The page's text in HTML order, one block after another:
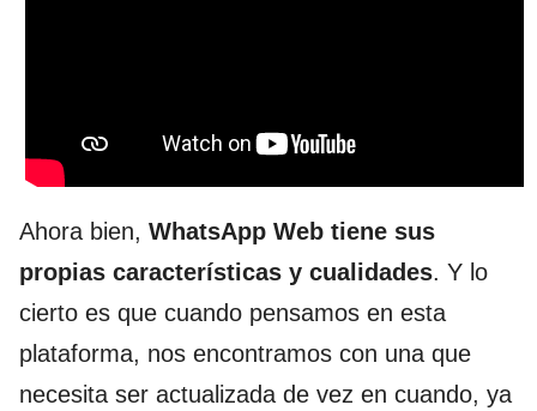
Ahora bien, WhatsApp Web tiene sus
propias características y cualidades. Y lo
cierto es que cuando pensamos en esta
plataforma, nos encontramos con una que
necesita ser actualizada de vez en cuando, ya